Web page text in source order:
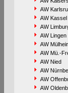
AW
AW Kassel
AW
AW Lingen
AW
AW Mü.-
AW Nied
AW
AW
AW